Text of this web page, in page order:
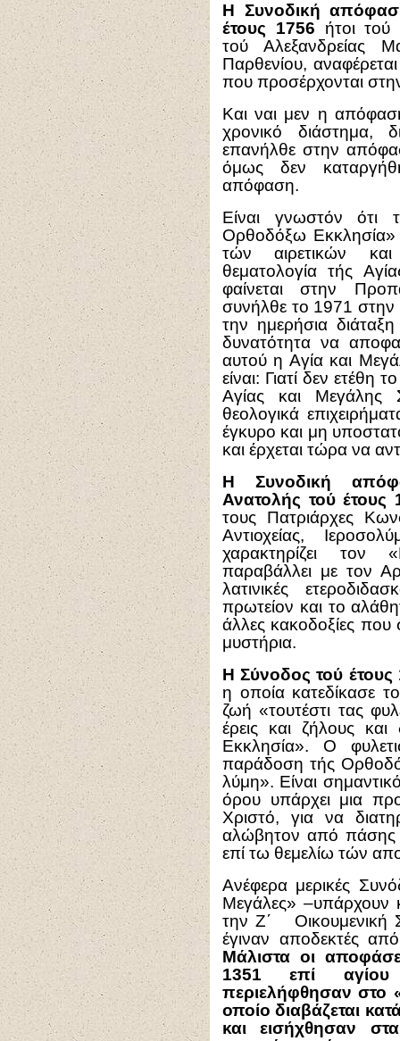
Η Συνοδική
έτους 1756 ήτοι τού
τού Αλεξανδρείας
Παρθενίου,
που προσέρχονται
Και ναι μεν η
χρονικό διάστημα,
επανήλθε στην
όμως δεν
απόφαση.
Είναι γνωστόν
Ορθοδόξω
τών αιρετικών
θεματολογία τής
φαίνεται στην
συνήλθε το 1971 στην
την ημερήσια
δυνατότητα να
αυτού η Αγία και
είναι: Γιατί δεν ετέθη
Αγίας και Μεγάλης
θεολογικά
έγκυρο και μη
και έρχεται τώρα να
Η Συνοδική
Ανατολής τού έτους
τους Πατριάρχες
Αντιοχείας,
χαρακτηρίζει τον
παραβάλλει με τον
λατινικές
πρωτείον και το
άλλες κακοδοξίες που
μυστήρια.
Η Σύνοδος τού
η οποία κατεδίκασε
ζωή «τουτέστι τας
έρεις και ζήλους
Εκκλησία». Ο
παράδοση τής
λύμη». Είναι
όρου υπάρχει μια
Χριστό, για να
αλώβητον από πάσης
επί τω θεμελίω τών
Ανέφερα μερικές
Μεγάλες» –υπάρχουν
την Ζ΄ Οικουμενική
έγιναν αποδεκτές
Μάλιστα οι
1351 επί
περιελήφθησαν στο
οποίο διαβάζεται
και εισήχθησαν